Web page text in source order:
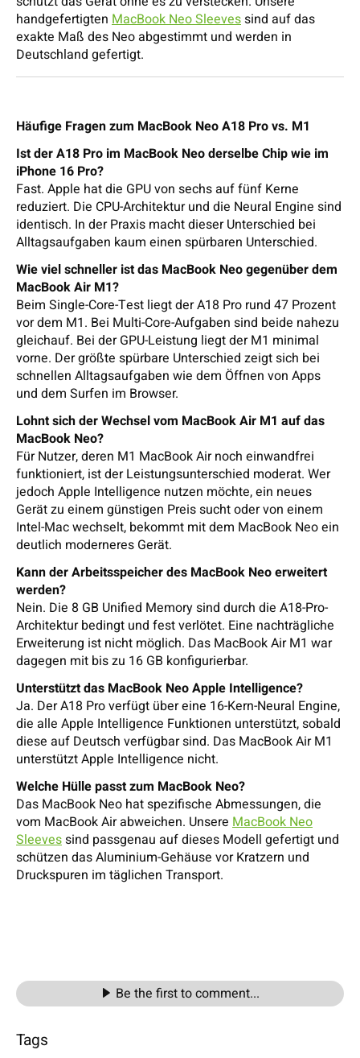
handgefertigten MacBook Neo Sleevessind auf das
exakte Maß des Neo abgestimmt und werden in
Deutschland gefertigt.
Häufige Fragen zum MacBook Neo A18 Pro vs. M1
Ist der A18 Pro im MacBook Neo derselbe Chip wie im
iPhone 16 Pro?
Fast. Apple hat die GPU von sechs auf fünf Kerne
reduziert. Die CPU-Architektur und die Neural Engine sind
identisch. In der Praxis macht dieser Unterschied bei
Alltagsaufgaben kaum einen spürbaren Unterschied.
Wie viel schneller ist das MacBook Neo gegenüber dem
MacBook Air M1?
Beim Single-Core-Test liegt der A18 Pro rund 47 Prozent
vor dem M1. Bei Multi-Core-Aufgaben sind beide nahezu
gleichauf. Bei der GPU-Leistung liegt der M1 minimal
vorne. Der größte spürbare Unterschied zeigt sich bei
schnellen Alltagsaufgaben wie dem Öffnen von Apps
und dem Surfen im Browser.
Lohnt sich der Wechsel vom MacBook Air M1 auf das
MacBook Neo?
Für Nutzer, deren M1 MacBook Air noch einwandfrei
funktioniert, ist der Leistungsunterschied moderat. Wer
jedoch Apple Intelligence nutzen möchte, ein neues
Gerät zu einem günstigen Preis sucht oder von einem
Intel-Mac wechselt, bekommt mit dem MacBook Neo ein
deutlich moderneres Gerät.
Kann der Arbeitsspeicher des MacBook Neo erweitert
werden?
Nein. Die 8 GB Unified Memory sind durch die A18-Pro-
Architektur bedingt und fest verlötet. Eine nachträgliche
Erweiterung ist nicht möglich. Das MacBook Air M1 war
dagegen mit bis zu 16 GB konfigurierbar.
Unterstützt das MacBook Neo Apple Intelligence?
Ja. Der A18 Pro verfügt über eine 16-Kern-Neural Engine,
die alle Apple Intelligence Funktionen unterstützt, sobald
diese auf Deutsch verfügbar sind. Das MacBook Air M1
unterstützt Apple Intelligence nicht.
Welche Hülle passt zum MacBook Neo?
Das MacBook Neo hat spezifische Abmessungen, die
vom MacBook Air abweichen. Unsere MacBook Neo
Sleevessind passgenau auf dieses Modell gefertigt und
schützen das Aluminium-Gehäuse vor Kratzern und
Druckspuren im täglichen Transport.
Be the first to comment...
Tags